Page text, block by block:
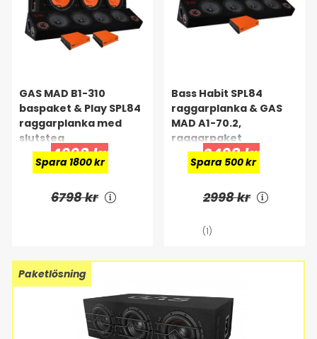
GAS MAD B1-310
baspaket & Play SPL84
raggarplanka med
slutsteg
4998 kr
Spara 1800 kr
6798 kr
Bass Habit SPL84
raggarplanka & GAS
MAD A1-70.2,
raggarpaket
2498 kr
Spara 500 kr
2998 kr
(1)
Paketlösning